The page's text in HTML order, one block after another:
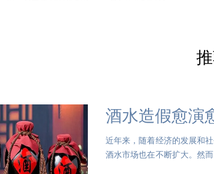
酒水造假愈演
近年来，随着经济的发展和
酒水市场也在不断扩大。然